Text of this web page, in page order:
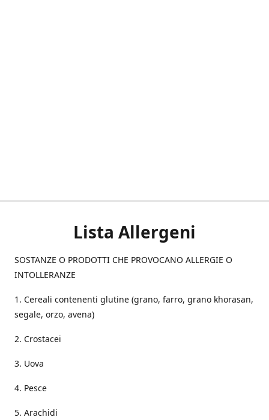
Lista Allergeni
SOSTANZE O PRODOTTI CHE PROVOCANO ALLERGIE O
INTOLLERANZE
1. Cereali contenenti glutine (grano, farro, grano khorasan,
segale, orzo, avena)
2. Crostacei
3. Uova
4. Pesce
5. Arachidi